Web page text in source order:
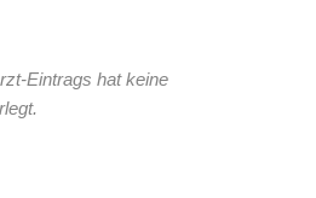
Eintrags hat keine